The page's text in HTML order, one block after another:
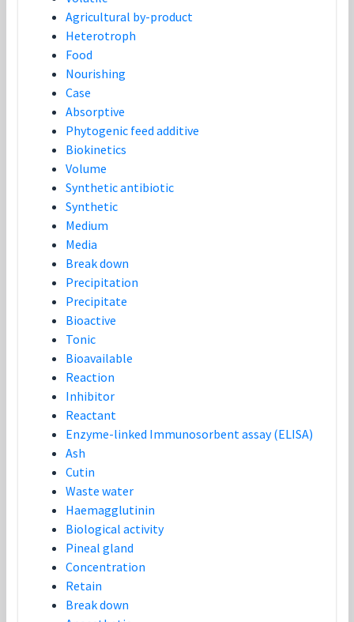
Agricultural by-product
Heterotroph
Food
Nourishing
Case
Absorptive
Phytogenic feed additive
Biokinetics
Volume
Synthetic antibiotic
Synthetic
Medium
Media
Break down
Precipitation
Precipitate
Bioactive
Tonic
Bioavailable
Reaction
Inhibitor
Reactant
Enzyme-linked Immunosorbent assay (ELISA)
Ash
Cutin
Waste water
Haemagglutinin
Biological activity
Pineal gland
Concentration
Retain
Break down